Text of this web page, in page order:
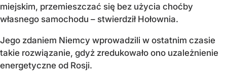
miejskim, przemieszczać się bez użycia choćby
własnego samochodu – stwierdził Hołownia.
Jego zdaniem Niemcy wprowadzili w ostatnim czasie
takie rozwiązanie, gdyż zredukowało ono uzależnienie
energetyczne od Rosji.